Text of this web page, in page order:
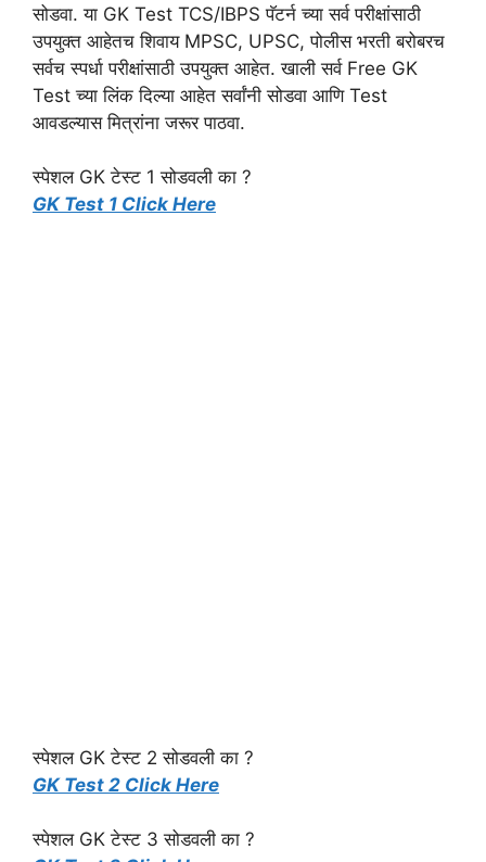
सोडवा. या GK Test TCS/IBPS पॅटर्न च्या सर्व परीक्षांसाठी
उपयुक्त आहेतच शिवाय MPSC, UPSC, पोलीस भरती बरोबरच
सर्वच स्पर्धा परीक्षांसाठी उपयुक्त आहेत. खाली सर्व Free GK
Test च्या लिंक दिल्या आहेत सर्वांनी सोडवा आणि Test
आवडल्यास मित्रांना जरूर पाठवा.
स्पेशल GK टेस्ट 1 सोडवली का ?
GK Test 1 Click Here
स्पेशल GK टेस्ट 2 सोडवली का ?
GK Test 2 Click Here
स्पेशल GK टेस्ट 3 सोडवली का ?